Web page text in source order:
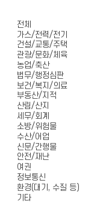
전체
가스/전력/전기
건설/교통/주택
관광/문화/체육
농업/축산
법무/행정심판
보건/복지/의료
부동산/지적
산림/산지
세무/회계
소방/위험물
수산/어업
신문/간행물
안전/재난
여권
정보통신
환경(대기, 수질 등)
기타